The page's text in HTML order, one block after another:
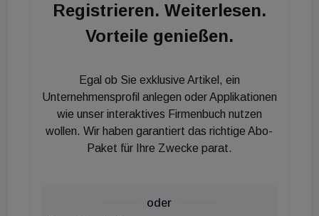
Das Mobilitätskonzept sieht vor, das neue Quartier
weitgehend autofrei zu halten, PKW-Stellplätze
Jahresende 2021 wird auf Grundlage eines
städtebaulichen Konzepts von Höfler+Stoll
Architekten aus Heitersheim ein
vorhabenbezogener Bebauungsplan entwickelt.
BPD geht von einem Abschluss des Verfahrens und
Registrieren. Weiterlesen.
Vorteile genießen.
Egal ob Sie exklusive Artikel, ein
Unternehmensprofil anlegen oder Applikationen
wie unser interaktives Firmenbuch nutzen
wollen. Wir haben garantiert das richtige Abo-
Paket für Ihre Zwecke parat.
oder